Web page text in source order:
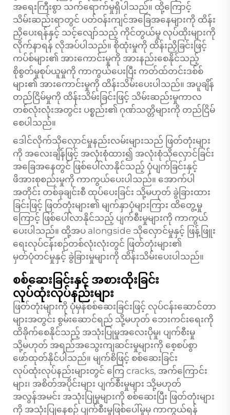
အရေးကြီးစွာ သက်ရောက်မှုရှိပါသည်။ ထို့ကြောင့်
သိမ်းဆည်းရာတွင် ပတ်ဝန်းကျင်အခြေအနေများကို ထိန်း
ညှိပေးရန်နှင့် သင့်လျော်သည့် ကိုင်တွယ်မှု လုပ်ထိုးများကို
လိုက်နာရန် လိုအပ်ပါသည်။ စိုထုံးမှုကို ထိန်းညှိခြင်းဖြင့်
ကပ်စ်များ၏ အားကောင်းမှုကို အားနည်းစေနိုင်သည့်
စိုစွတ်မှုစုပ်ယူမှုကို ကာကွယ်ပေးပြီး ကတ်ထ်တင်းဒစ်စ်
များ၏ အားကောင်းမှုကို ထိန်းသိမ်းပေးပါသည်။ အပူချိန်
တည်ငြိမ်မှုကို ထိန်းသိမ်းခြင်းဖြင့် သိမ်းဆည်းမှုကာလ
တစ်လုံးလုံးအတွင်း ပစ္စည်း၏ ဂုဏ်သတ္တိများကို တည်ငြိမ်
စေပါသည်။
ဒေါင်လိုက်သိုလှောင်မှုနည်းလမ်းများသည် ဖြတ်တုံးများ
ကို အလေးချိန်ဖြင့် အလုံးစုံထား၍ အလုံးစုံသိုလှောင်ခြင်း
အခြေအနေတွင် ဖြစ်ပေါ်လာနိုင်သည့် ပုံပျက်ခြင်းနှင့်
ဖိအားစုစည်းမှုကို ကာကွယ်ပေးပါသည်။ အောက်ပါ
အတိုင်း တစ်ခုချင်းစီ ထုပ်ပေးခြင်း သို့မဟုတ် ခွဲခြားထား
ခြင်းဖြင့် ဖြတ်တုံးများ၏ မျက်နှာပုံများကြား ထိတွေ့မှု
ကြောင့် ဖြစ်ပေါ်လာနိုင်သည့် ပျက်စီးမှုများကို ကာကွယ်
ပေးပါသည်။ ထို့အပ alongside သိုလှောင်မှုနှင့် ဖြန့်ဖြူး
ရေးလုပ်ငန်းစဉ်တစ်လုံးလုံးတွင် ဖြတ်တုံးများ၏
မှတ်ပုံတင်မှုနှင့် ခွဲခြားမှုများကို ထိန်းသိမ်းပေးပါသည်။
စစ်ဆေးခြင်းနှင့် အစားထိုးခြင်း
လုပ်ထုံးလုပ်နည်းများ
ဖြတ်တုံးများကို ပုံမှန်စစ်ဆေးခြင်းဖြင့် လုပ်ငန်းဆောင်တာ
များအတွင်း စွမ်းဆောင်ရည် သို့မဟုတ် ဘေးကင်းရေးကို
ထိခိုက်စေနိုင်သည့် အသုံးပြုမှုအလေးပိုမှု၊ ပျက်စီးမှု
သို့မဟုတ် အရည်အသွေးကျဆင်းမှုများကို စေ့စပ်စွာ
ဖော်ထုတ်နိုင်ပါသည်။ မျက်စိဖြင့် စစ်ဆေးခြင်း
လုပ်ထုံးလုပ်နည်းများတွင် ကြေ cracks, အက်ကြောင်း
များ၊ အစိတ်အပိုင်းများ ပျက်စီးမှုများ သို့မဟုတ်
အလွန်အမင်း အသုံးပြုမှုများကို စစ်ဆေးပြီး ဖြတ်တုံးများ
ကို အသုံးပြုနေစဉ် ပျက်စီးမှုဖြစ်ပေါ်မှုမှ ကာကွယ်ရန်